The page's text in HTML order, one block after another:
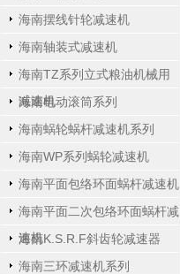
海南摆线针轮减速机
海南轴装式减速机
海南TZ系列立式粮油机械用
减速机
海南电动滚筒系列
海南蜗轮蜗杆减速机系列
海南WP系列蜗轮减速机
海南平面包络环面蜗杆减速机
海南平面二次包络环面蜗杆减
速机
海南K.S.R.F斜齿轮减速器
海南三环减速机系列